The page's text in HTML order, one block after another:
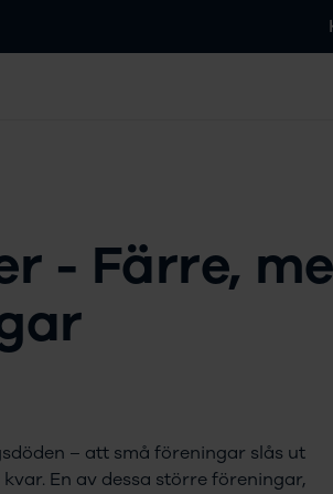
- Färre,
– att små föreningar slås ut
En av dessa större föreningar,